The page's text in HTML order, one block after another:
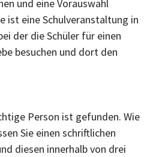
und eine Vorauswahl
ist eine Schulveranstaltung in
der die Schüler für einen
besuchen und dort den
Person ist gefunden. Wie
Sie einen schriftlichen
diesen innerhalb von drei